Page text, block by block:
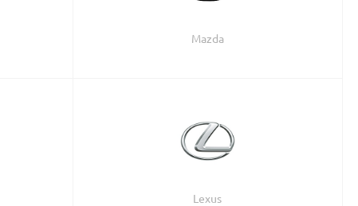
Mazda
Lexus